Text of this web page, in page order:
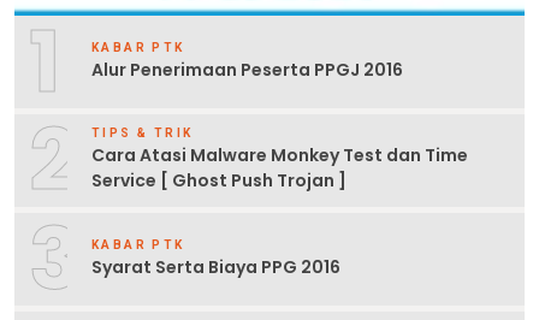
1 KABAR PTK
Alur Penerimaan Peserta PPGJ 2016
2 TIPS & TRIK
Cara Atasi Malware Monkey Test dan Time
Service [ Ghost Push Trojan ]
3 KABAR PTK
Syarat Serta Biaya PPG 2016